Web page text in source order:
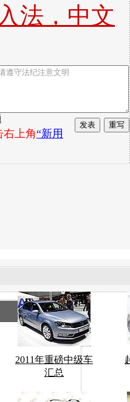
法，中文
右上角“新用
2011年重磅中级车
汇总